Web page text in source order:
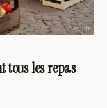
tous les repas